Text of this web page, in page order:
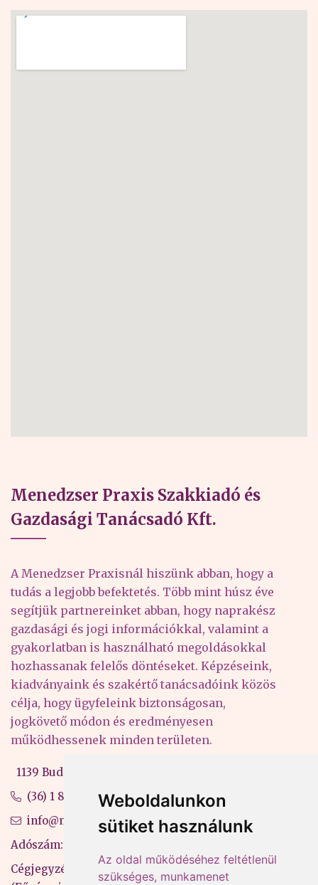
Weboldalunkon
sütiket használunk
Az oldal működéséhez feltétlenül
szükséges, munkamenet
Menedzser Praxis Szakkiadó és
Gazdasági Tanácsadó Kft.
A Menedzser Praxisnál hiszünk abban, hogy a
tudás a legjobb befektetés. Több mint húsz éve
segítjük partnereinket abban, hogy naprakész
gazdasági és jogi információkkal, valamint a
gyakorlatban is használható megoldásokkal
hozhassanak felelős döntéseket. Képzéseink,
kiadványaink és szakértő tanácsadóink közös
célja, hogy ügyfeleink biztonságosan,
jogkövető módon és eredményesen
működhessenek minden területen.
1139 Budapest, Váci út 99-105. 4. em.
(36) 1 880 76 00
info@mprx.hu
Adószám: 13598145-2-41
Cégjegyzékszám: 01-09-883770